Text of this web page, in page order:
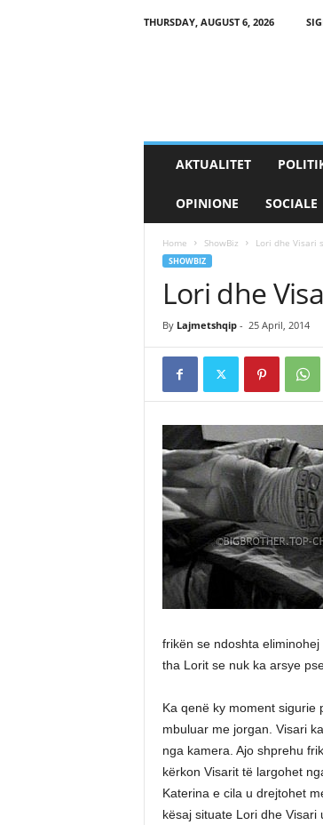
THURSDAY, AUGUST 6, 2026
AKTUALITET
OPINIONE SOCIALE
Home ShowBiz Lori dhe Visari
SHOWBIZ
Lori dhe
By Lajmetshqip- 25 April, 2014
frikën se ndoshta
tha Lorit se nuk ka arsye
Ka qenë ky moment sigurie
mbuluar me jorgan. Visari
nga kamera. Ajo shprehu
kërkon Visarit të largohet
Katerina e cila u drejtohet
kësaj situate Lori dhe Visari